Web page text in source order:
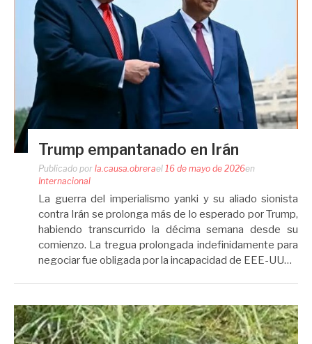
Trump empantanado en Irán
Publicado por la.causa.obrerael 16 de mayo de 2026en
Internacional
La guerra del imperialismo yanki y su aliado sionista
contra Irán se prolonga más de lo esperado por Trump,
habiendo transcurrido la décima semana desde su
comienzo. La tregua prolongada indefinidamente para
negociar fue obligada por la incapacidad de EEE-UU…